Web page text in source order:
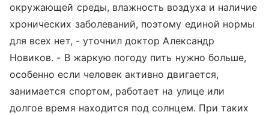
окружающей среды, влажность воздуха и наличие
хронических заболеваний, поэтому единой нормы
для всех нет, - уточнил доктор Александр
Новиков. - В жаркую погоду пить нужно больше,
особенно если человек активно двигается,
занимается спортом, работает на улице или
долгое время находится под солнцем. При таких